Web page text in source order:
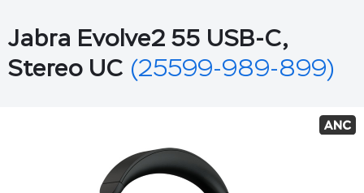
Jabra Evolve2 55 USB-C,
Stereo UC (25599-989-899)